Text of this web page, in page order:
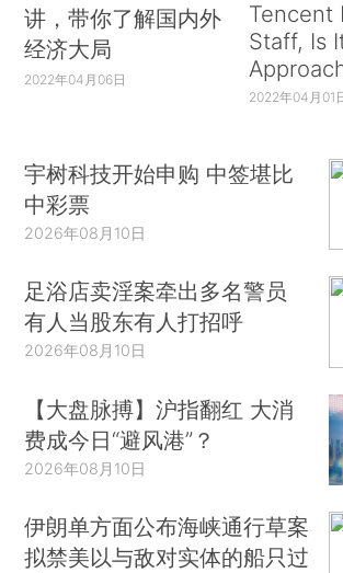
讲，带你了解国内外
经济大局
2022年04月06日
Tencent
Staff, Is
2022年04月01
宇树科技开始申购 中签堪比
中彩票
2026年08月10日
足浴店卖淫案牵出多名警员
有人当股东有人打招呼
2026年08月10日
【大盘脉搏】沪指翻红 大消
费成今日“避风港”？
2026年08月10日
伊朗单方面公布海峡通行草案
拟禁美以与敌对实体的船只过